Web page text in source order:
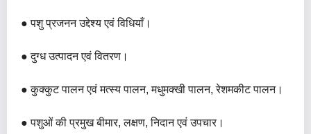
● पशु प्रजनन उद्देश्य एवं विधियाँ।
● दुग्ध उत्पादन एवं वितरण।
● कुक्कुट पालन एवं मत्स्य पालन, मधुमक्खी पालन, रेशमकीट पालन।
● पशुओं की प्रमुख बीमार, लक्षण, निदान एवं उपचार।